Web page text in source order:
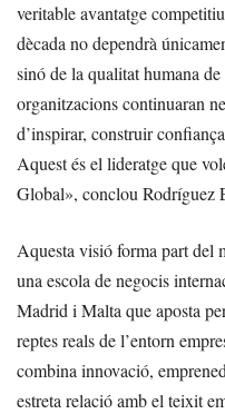
veritable avantatge
dècada no dependrà
sinó de la qualitat humana
organitzacions continuaran
d’inspirar, construir
Aquest és el lideratge que
Global», conclou Rodríguez
Aquesta visió forma part del
una escola de negocis
Madrid i Malta que aposta
reptes reals de l’entorn
combina innovació,
estreta relació amb el teixit